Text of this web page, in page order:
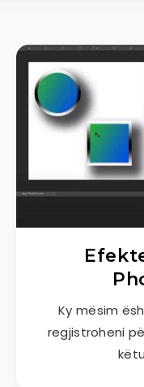
Ky mësim
regjistroheni